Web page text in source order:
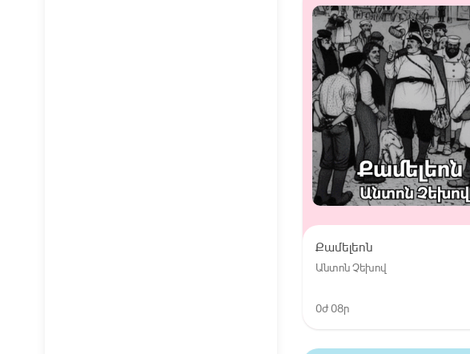
Քամելեոն
Անտոն Չեխով
0ժ 08ր